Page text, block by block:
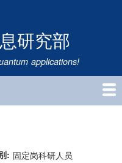
研究部
applications!
固定岗科研人员